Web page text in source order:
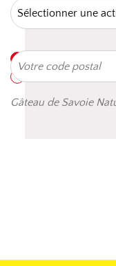
Gâteau de Savoie